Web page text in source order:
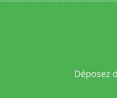
Déposez